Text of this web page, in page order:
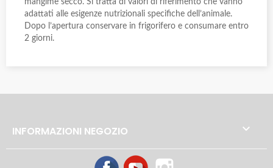
mangime secco. Si tratta di valori di riferimento che vanno
adattati alle esigenze nutrizionali specifiche dell’animale.
Dopo l’apertura conservare in frigorifero e consumare entro
2 giorni.
INFORMAZIONI NEGOZIO 
FacebookYouTube